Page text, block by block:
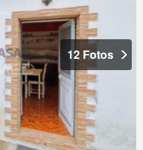
12 Fotos